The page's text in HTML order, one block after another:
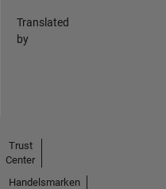
Translated
by
Trust
Center
Handelsmarken